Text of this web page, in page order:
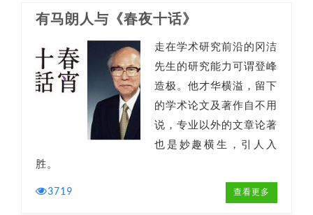
有马朗人与《春夜十话》
走在学术研究前沿的冈洁
先生的研究能力可谓登峰
造极。他才华横溢，留下
的学术论文及著作自不用
说，专业以外的文章论著
也是妙趣横生，引人入
胜。
3719 查看更多